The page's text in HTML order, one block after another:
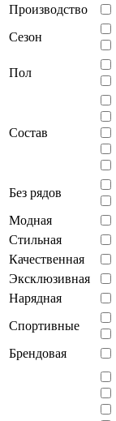
Производство
Сезон
Пол
Состав
Без рядов
Модная
Стильная
Качественная
Эксклюзивная
Нарядная
Спортивные
Брендовая